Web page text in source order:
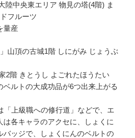
陸中央東エリア 物見の塔(4階) ま
フルーツ
量産
山頂の古城1階 しにがみ じょうぶ
2階 きとうし よごれたほうたい
ベルトの大成功品が6つ出来上がる
上級職への修行道」などで、エ
は各キャラのアクセに、しょくに
バッジで、しょくにんのベルトの